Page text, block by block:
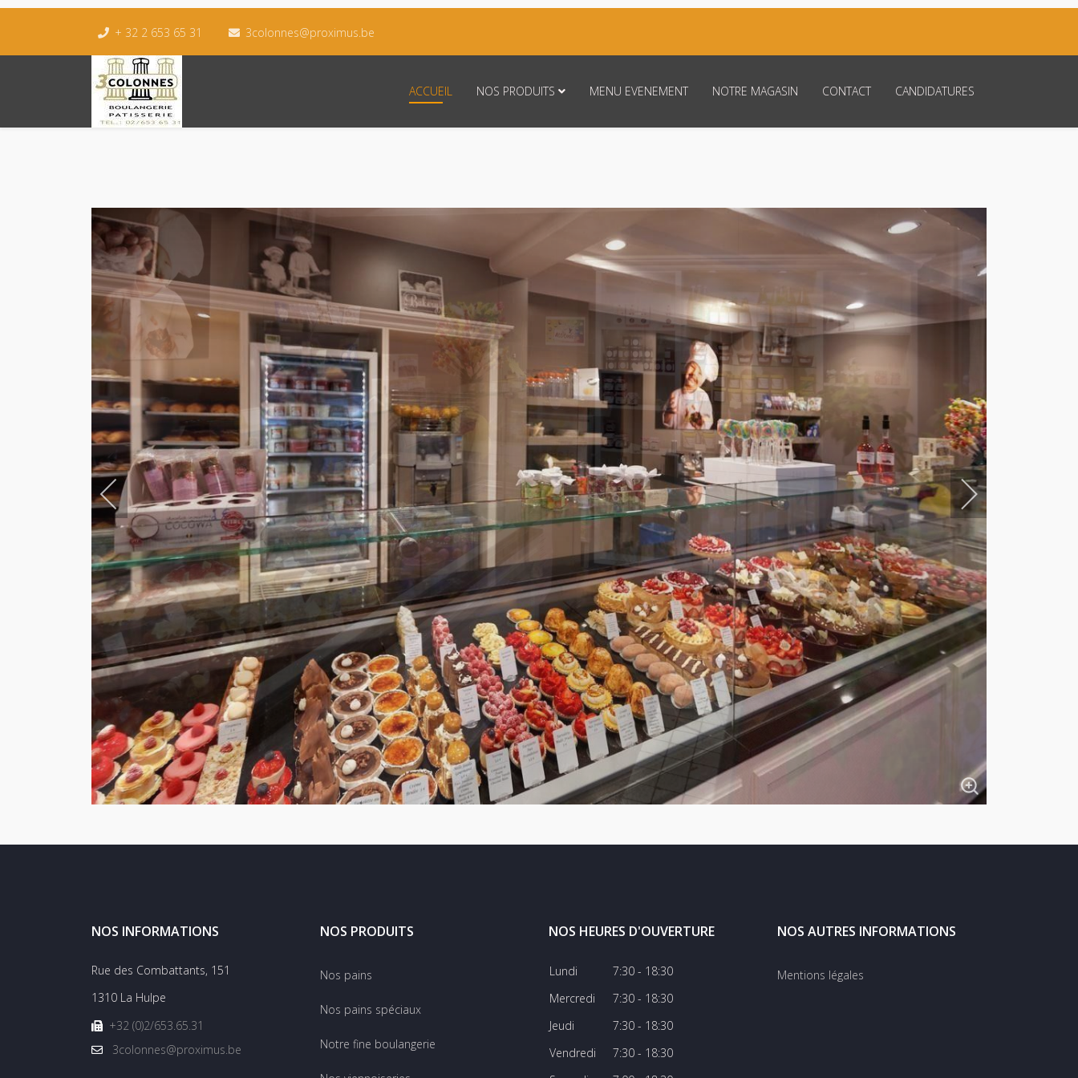
+ 32 2 653 65 31 3colonnes@proximus.be
ACCUEIL NOS PRODUITS MENU EVENEMENT NOTRE MAGASIN CONTACT CANDIDATURES
NOS INFORMATIONS
Rue des Combattants, 151
1310 La Hulpe
+32 (0)2/653.65.31
3colonnes@proximus.be
NOS PRODUITS
Nos pains
Nos pains spéciaux
Notre fine boulangerie
NOS HEURES D'OUVERTURE
Lundi
Mercredi
Jeudi
Vendredi
7:30 - 18:30
7:30 - 18:30
7:30 - 18:30
7:30 - 18:30
NOS AUTRES INFORMATIONS
Mentions légales